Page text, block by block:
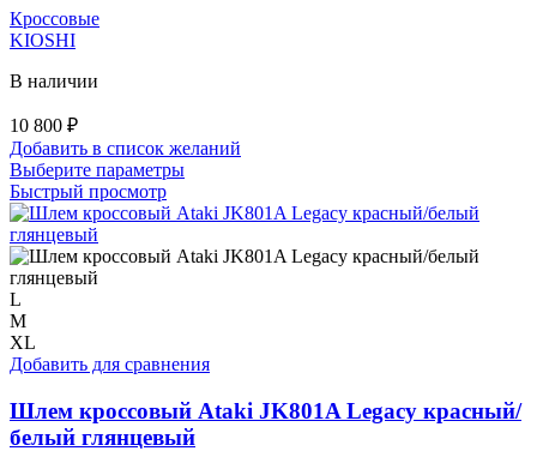
Кроссовые
KIOSHI
В наличии
10 800 ₽
Добавить в список желаний
Выберите параметрыЭтот
имеет
вариаций.
странице
Быстрый просмотр
L
M
XL
Добавить для сравнения
Шлем кроссовый Ataki JK801A Legacy красный/
белый глянцевый